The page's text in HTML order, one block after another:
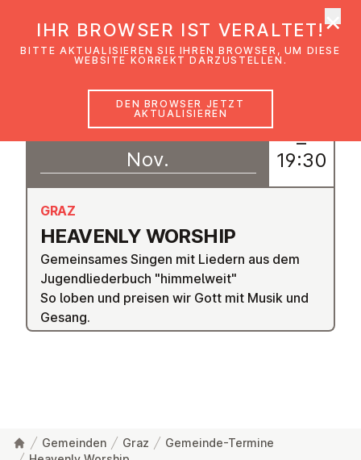
HEAVENLY WORSHIP
GRAZ
Gemeinsames Singen mit Liedern aus dem
Jugendliederbuch "himmelweit"
So loben und preisen wir Gott mit Musik und
Gesang.
06
Nov.
–
19:30
Gemeinden Graz
Gemeinde-Termine
IHR BROWSER IST VERALTET!
BITTE AKTUALISIEREN SIE IHREN BROWSER, UM DIESE
WEBSITE KORREKT DARZUSTELLEN.
DEN BROWSER JETZT
AKTUALISIEREN
×